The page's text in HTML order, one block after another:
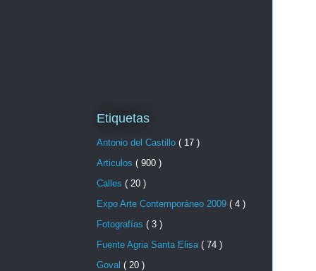
Etiquetas
Antonio del Castillo ( 17 )
Articulos ( 900 )
Calles ( 20 )
Expo Arte Contemporáneo 2009 ( 4 )
Fotografías ( 3 )
Fuente Agria Santa Elisa ( 74 )
Goval ( 20 )